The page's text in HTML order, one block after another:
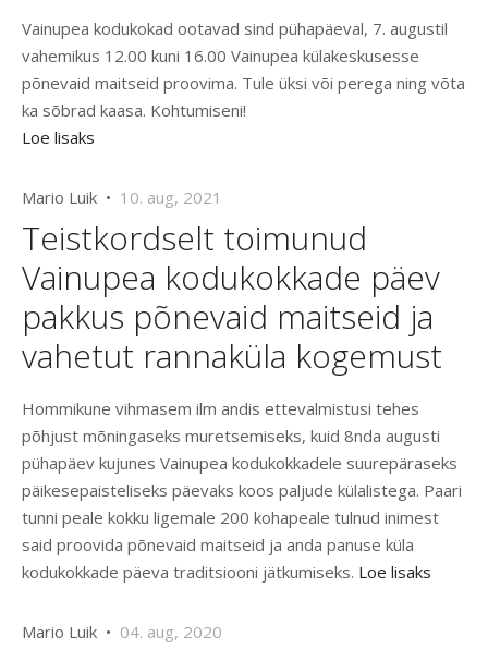
Vainupea kodukokad ootavad sind pühapäeval, 7. augustil
vahemikus 12.00 kuni 16.00 Vainupea külakeskusesse
põnevaid maitseid proovima. Tule üksi või perega ning võta
ka sõbrad kaasa. Kohtumiseni!
Loe lisaks
Mario Luik • 10. aug, 2021
Teistkordselt toimunud
Vainupea kodukokkade päev
pakkus põnevaid maitseid ja
vahetut rannaküla kogemust
Hommikune vihmasem ilm andis ettevalmistusi tehes
põhjust mõningaseks muretsemiseks, kuid 8nda augusti
pühapäev kujunes Vainupea kodukokkadele suurepäraseks
päikesepaisteliseks päevaks koos paljude külalistega. Paari
tunni peale kokku ligemale 200 kohapeale tulnud inimest
said proovida põnevaid maitseid ja anda panuse küla
kodukokkade päeva traditsiooni jätkumiseks. Loe lisaks
Mario Luik • 04. aug, 2020